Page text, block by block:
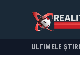
ULTIMELE ȘTIRI